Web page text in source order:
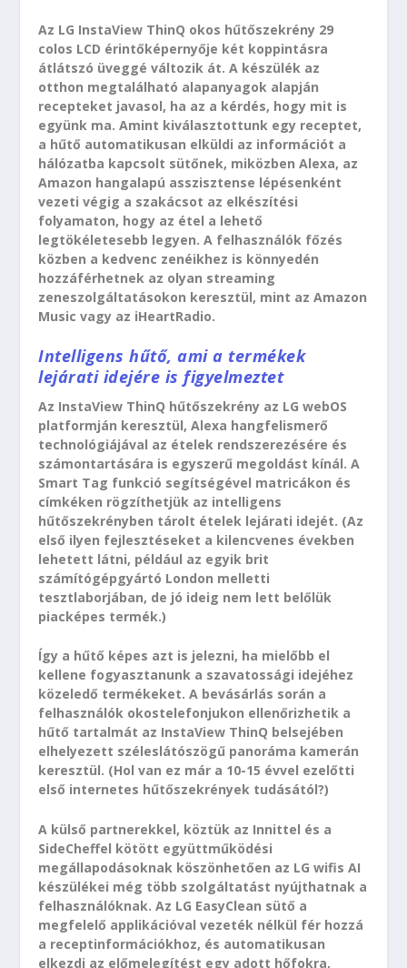
Az LG InstaView ThinQ okos hűtőszekrény 29
colos LCD érintőképernyője két koppintásra
átlátszó üveggé változik át. A készülék az
otthon megtalálható alapanyagok alapján
recepteket javasol, ha az a kérdés, hogy mit is
együnk ma. Amint kiválasztottunk egy receptet,
a hűtő automatikusan elküldi az információt a
hálózatba kapcsolt sütőnek, miközben Alexa, az
Amazon hangalapú asszisztense lépésenként
vezeti végig a szakácsot az elkészítési
folyamaton, hogy az étel a lehető
legtökéletesebb legyen. A felhasználók főzés
közben a kedvenc zenéikhez is könnyedén
hozzáférhetnek az olyan streaming
zeneszolgáltatásokon keresztül, mint az Amazon
Music vagy az iHeartRadio.
Intelligens hűtő, ami a termékek
lejárati idejére is figyelmeztet
Az InstaView ThinQ hűtőszekrény az LG webOS
platformján keresztül, Alexa hangfelismerő
technológiájával az ételek rendszerezésére és
számontartására is egyszerű megoldást kínál. A
Smart Tag funkció segítségével matricákon és
címkéken rögzíthetjük az intelligens
hűtőszekrényben tárolt ételek lejárati idejét. (Az
első ilyen fejlesztéseket a kilencvenes években
lehetett látni, például az egyik brit
számítógépgyártó London melletti
tesztlaborjában, de jó ideig nem lett belőlük
piacképes termék.)
Így a hűtő képes azt is jelezni, ha mielőbb el
kellene fogyasztanunk a szavatossági idejéhez
közeledő termékeket. A bevásárlás során a
felhasználók okostelefonjukon ellenőrizhetik a
hűtő tartalmát az InstaView ThinQ belsejében
elhelyezett széleslátószögű panoráma kamerán
keresztül. (Hol van ez már a 10-15 évvel ezelőtti
első internetes hűtőszekrények tudásától?)
A külső partnerekkel, köztük az Innittel és a
SideCheffel kötött együttműködési
megállapodásoknak köszönhetően az LG wifis AI
készülékei még több szolgáltatást nyújthatnak a
felhasználóknak. Az LG EasyClean sütő a
megfelelő applikációval vezeték nélkül fér hozzá
a receptinformációkhoz, és automatikusan
elkezdi az előmelegítést egy adott hőfokra,